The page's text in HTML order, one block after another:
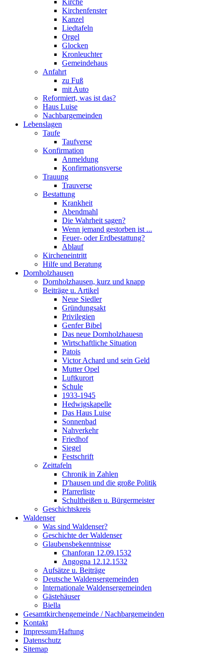
Kirche
Kirchenfenster
Kanzel
Liedtafeln
Orgel
Glocken
Kronleuchter
Gemeindehaus
Anfahrt
zu Fuß
mit Auto
Reformiert, was ist das?
Haus Luise
Nachbargemeinden
Lebenslagen
Taufe
Taufverse
Konfirmation
Anmeldung
Konfirmationsverse
Trauung
Trauverse
Bestattung
Krankheit
Abendmahl
Die Wahrheit sagen?
Wenn jemand gestorben ist ...
Feuer- oder Erdbestattung?
Ablauf
Kircheneintritt
Hilfe und Beratung
Dornholzhausen
Dornholzhausen, kurz und knapp
Beiträge u. Artikel
Neue Siedler
Gründungsakt
Privilegien
Genfer Bibel
Das neue Dornholzhauesn
Wirtschaftliche Situation
Patois
Victor Achard und sein Geld
Mutter Opel
Luftkurort
Schule
1933-1945
Hedwigskapelle
Das Haus Luise
Sonnenbad
Nahverkehr
Friedhof
Siegel
Festschrift
Zeittafeln
Chronik in Zahlen
D'hausen und die große Politik
Pfarrerliste
Schultheißen u. Bürgermeister
Geschichtskreis
Waldenser
Was sind Waldenser?
Geschichte der Waldenser
Glaubensbekenntnisse
Chanforan 12.09.1532
Angogna 12.12.1532
Aufsätze u. Beiträge
Deutsche Waldensergemeinden
Internationale Waldensergemeinden
Gästehäuser
Biella
Gesamtkirchengemeinde / Nachbargemeinden
Kontakt
Impressum/Haftung
Datenschutz
Sitemap